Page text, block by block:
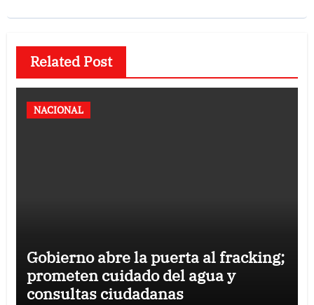
Related Post
NACIONAL
Gobierno abre la puerta al fracking;
prometen cuidado del agua y
consultas ciudadanas